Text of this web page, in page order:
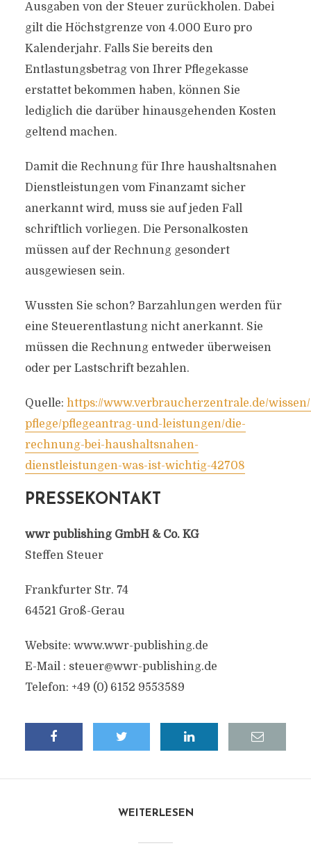
Ausgaben von der Steuer zurückholen. Dabei
gilt die Höchstgrenze von 4.000 Euro pro
Kalenderjahr. Falls Sie bereits den
Entlastungsbetrag von Ihrer Pflegekasse
erstattet bekommen haben, können Sie
lediglich die darüber hinausgehenden Kosten
geltend machen.
Damit die Rechnung für Ihre haushaltsnahen
Dienstleistungen vom Finanzamt sicher
anerkannt wird, muss sie auf jeden Fall
schriftlich vorliegen. Die Personalkosten
müssen auf der Rechnung gesondert
ausgewiesen sein.
Wussten Sie schon? Barzahlungen werden für
eine Steuerentlastung nicht anerkannt. Sie
müssen die Rechnung entweder überweisen
oder per Lastschrift bezahlen.
Quelle: https://www.verbraucherzentrale.de/
pflege/pflegeantrag-und-leistungen/die-
rechnung-bei-haushaltsnahen-
dienstleistungen-was-ist-wichtig-42708
PRESSEKONTAKT
wwr publishing GmbH & Co. KG
Steffen Steuer
Frankfurter Str. 74
64521 Groß-Gerau
Website: www.wwr-publishing.de
E-Mail : steuer@wwr-publishing.de
Telefon: +49 (0) 6152 9553589
WEITERLESEN